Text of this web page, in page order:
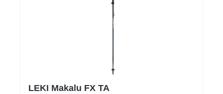
LEKI Makalu FX TA